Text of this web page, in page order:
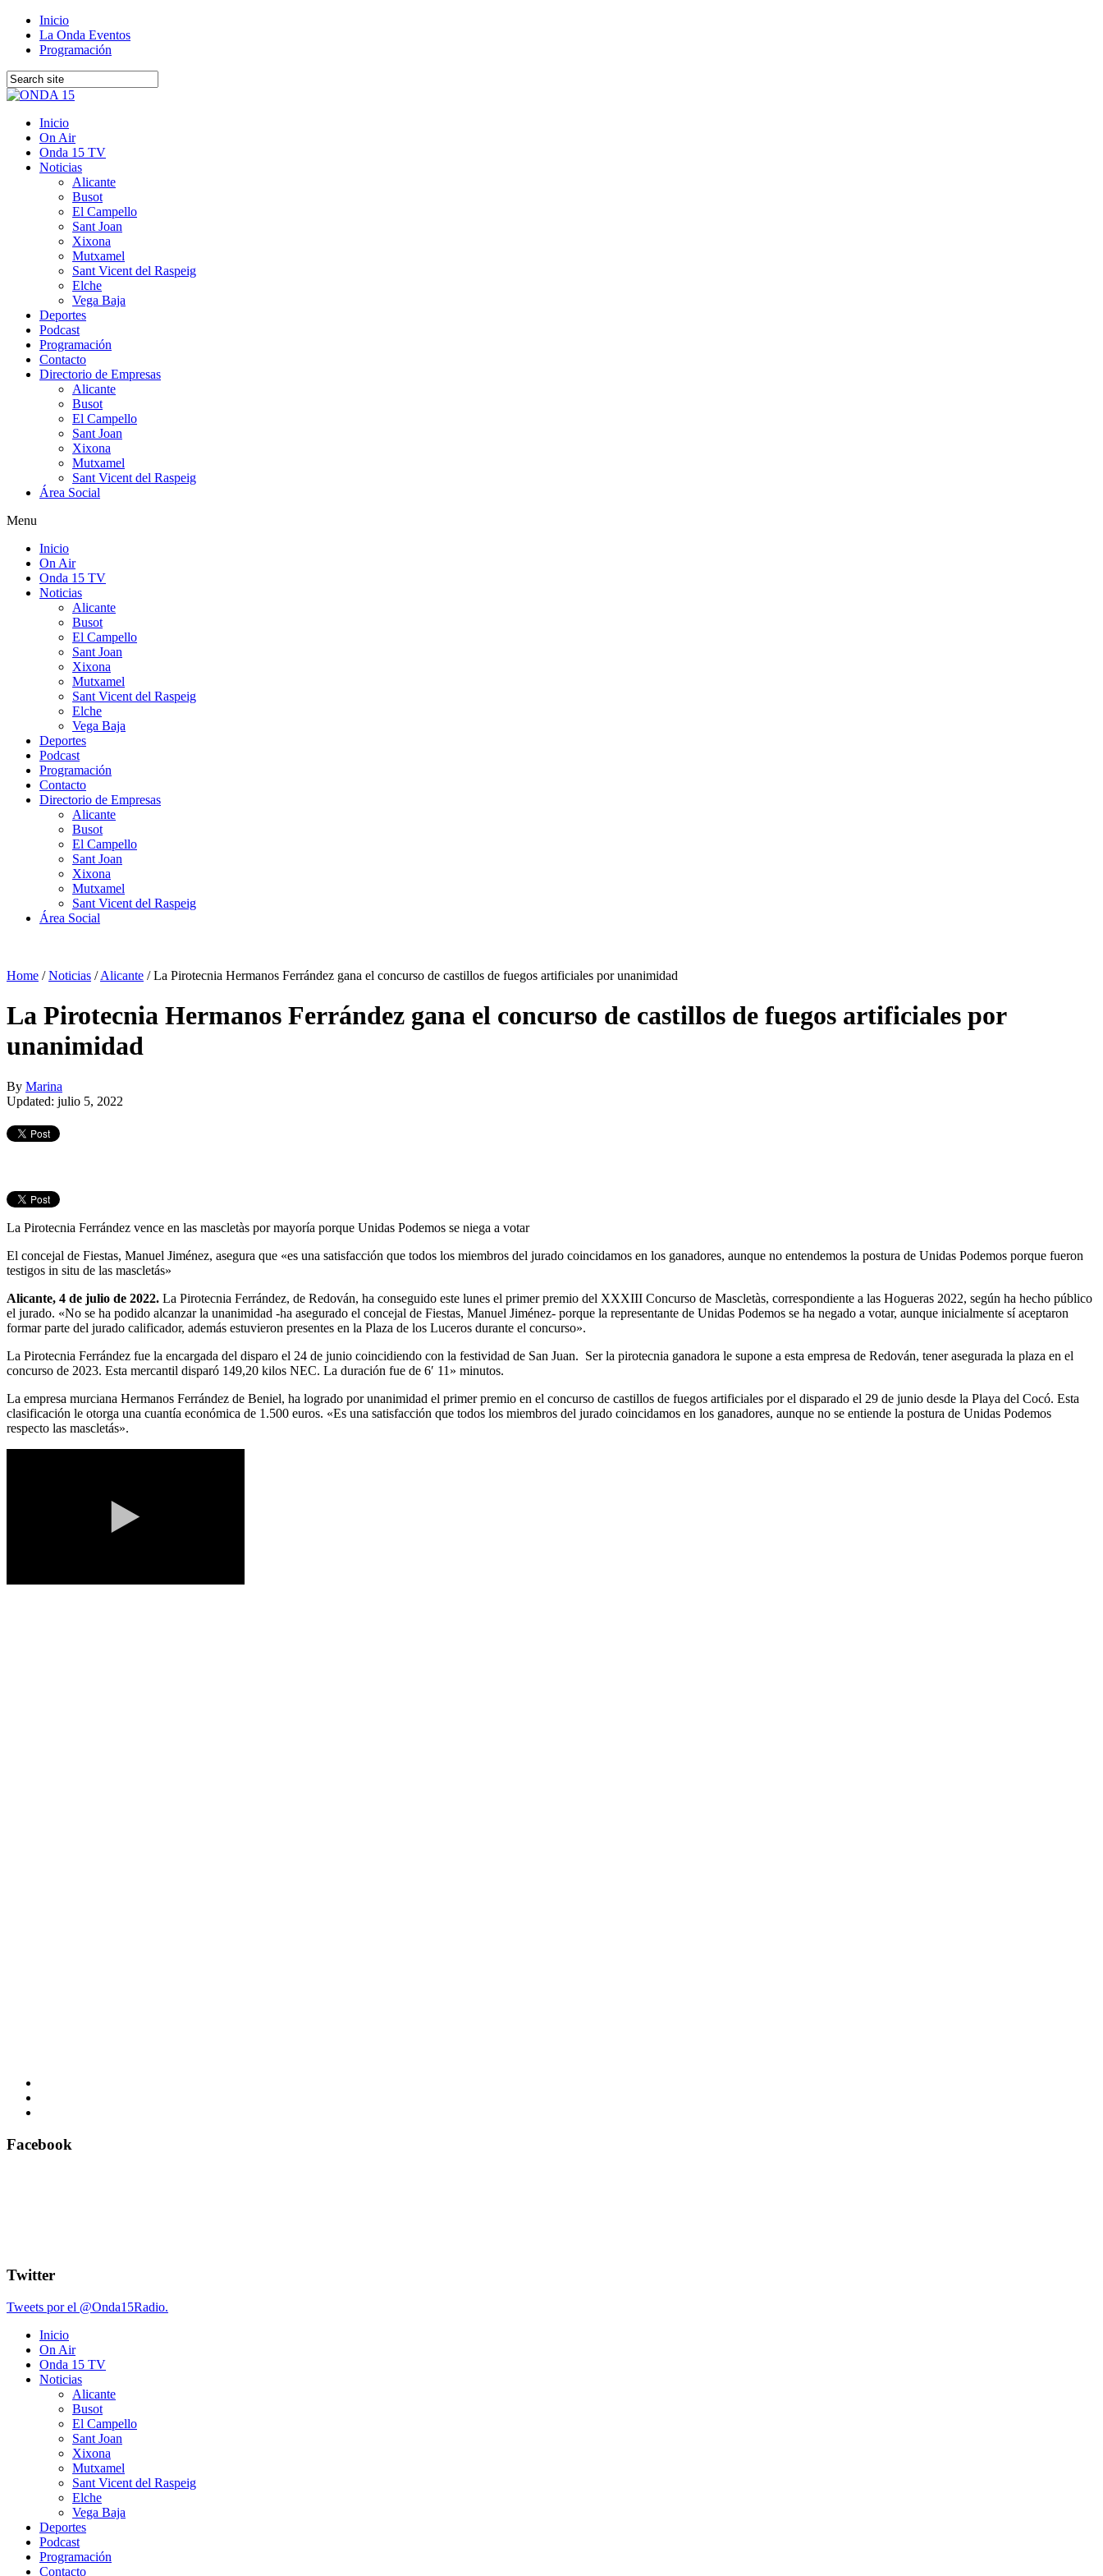
Inicio
La Onda Eventos
Programación
Inicio
On Air
Onda 15 TV
Noticias
Alicante
Busot
El Campello
Sant Joan
Xixona
Mutxamel
Sant Vicent del Raspeig
Elche
Vega Baja
Deportes
Podcast
Programación
Contacto
Directorio de Empresas
Alicante
Busot
El Campello
Sant Joan
Xixona
Mutxamel
Sant Vicent del Raspeig
Área Social
Menu
Inicio
On Air
Onda 15 TV
Noticias
Alicante
Busot
El Campello
Sant Joan
Xixona
Mutxamel
Sant Vicent del Raspeig
Elche
Vega Baja
Deportes
Podcast
Programación
Contacto
Directorio de Empresas
Alicante
Busot
El Campello
Sant Joan
Xixona
Mutxamel
Sant Vicent del Raspeig
Área Social
Home /Noticias /Alicante /La Pirotecnia Hermanos Ferrández gana el concurso de castillos de fuegos artificiales por unanimidad
La Pirotecnia Hermanos Ferrández gana el concurso de castillos de fuegos artificiales por
unanimidad
By Marina
Updated: julio 5, 2022
La Pirotecnia Ferrández vence en las mascletàs por mayoría porque Unidas Podemos se niega a votar
El concejal de Fiestas, Manuel Jiménez, asegura que «es una satisfacción que todos los miembros del jurado coincidamos en los ganadores, aunque no entendemos la postura de Unidas Podemos porque fueron
testigos in situ de las mascletás»
Alicante, 4 de julio de 2022. La Pirotecnia Ferrández, de Redován, ha conseguido este lunes el primer premio del XXXIII Concurso de Mascletàs, correspondiente a las Hogueras 2022, según ha hecho público
el jurado. «No se ha podido alcanzar la unanimidad -ha asegurado el concejal de Fiestas, Manuel Jiménez- porque la representante de Unidas Podemos se ha negado a votar, aunque inicialmente sí aceptaron
formar parte del jurado calificador, además estuvieron presentes en la Plaza de los Luceros durante el concurso».
La Pirotecnia Ferrández fue la encargada del disparo el 24 de junio coincidiendo con la festividad de San Juan. Ser la pirotecnia ganadora le supone a esta empresa de Redován, tener asegurada la plaza en el
concurso de 2023. Esta mercantil disparó 149,20 kilos NEC. La duración fue de 6′ 11» minutos.
La empresa murciana Hermanos Ferrández de Beniel, ha logrado por unanimidad el primer premio en el concurso de castillos de fuegos artificiales por el disparado el 29 de junio desde la Playa del Cocó. Esta
clasificación le otorga una cuantía económica de 1.500 euros. «Es una satisfacción que todos los miembros del jurado coincidamos en los ganadores, aunque no se entiende la postura de Unidas Podemos
respecto las mascletás».
Facebook
Twitter
Tweets por el @Onda15Radio.
Inicio
On Air
Onda 15 TV
Noticias
Alicante
Busot
El Campello
Sant Joan
Xixona
Mutxamel
Sant Vicent del Raspeig
Elche
Vega Baja
Deportes
Podcast
Programación
Contacto